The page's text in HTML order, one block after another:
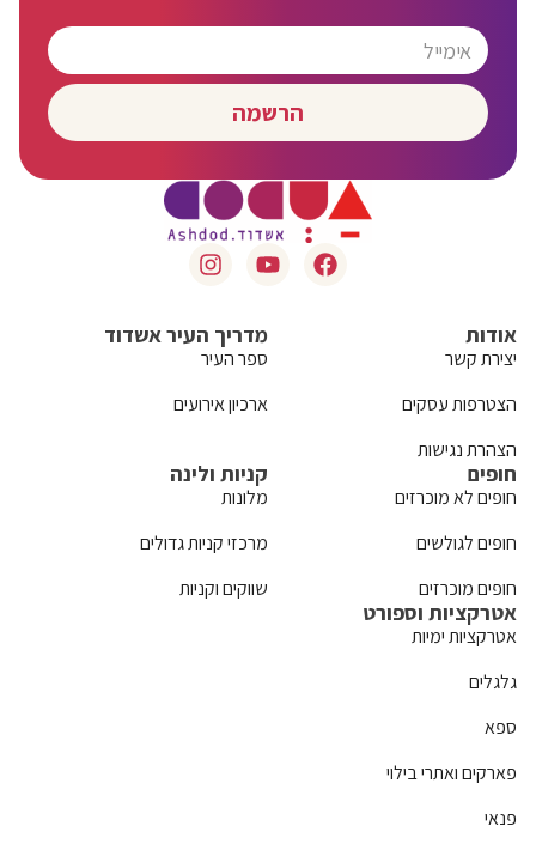
הרשמה
אודות
יצירת קשר
הצטרפות עסקים
הצהרת נגישות
מדריך העיר אשדוד
ספר העיר
ארכיון אירועים
חופים
חופים לא מוכרזים
חופים לגולשים
חופים מוכרזים
קניות ולינה
מלונות
מרכזי קניות גדולים
שווקים וקניות
אטרקציות וספורט
אטרקציות ימיות
גלגלים
ספא
פארקים ואתרי בילוי
פנאי